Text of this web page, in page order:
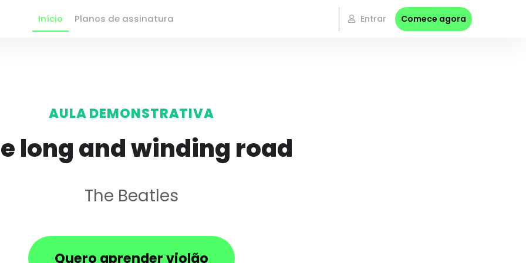
Início Planos de assinatura Entrar Comece agora
AULA DEMONSTRATIVA
long and winding road
The Beatles
Quero aprender violão